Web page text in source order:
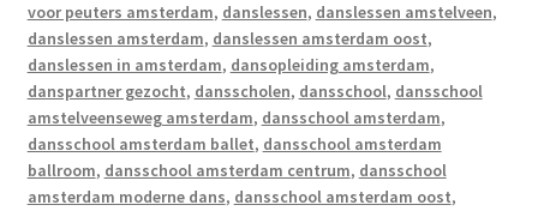
voor peuters amsterdam, danslessen, danslessen amstelveen,
danslessen amsterdam, danslessen amsterdam oost,
danslessen in amsterdam, dansopleiding amsterdam,
danspartner gezocht, dansscholen, dansschool, dansschool
amstelveenseweg amsterdam, dansschool amsterdam,
dansschool amsterdam ballet, dansschool amsterdam
ballroom, dansschool amsterdam centrum, dansschool
amsterdam moderne dans, dansschool amsterdam oost,